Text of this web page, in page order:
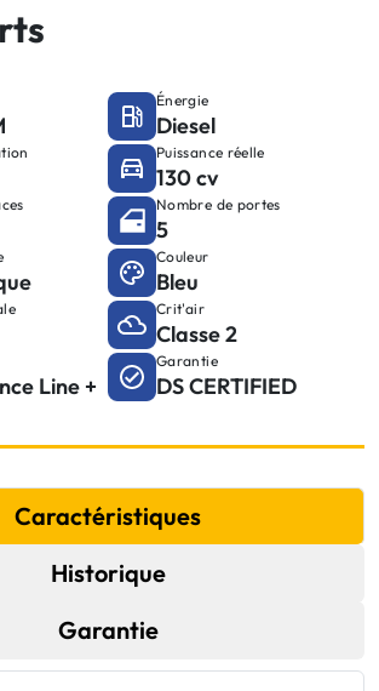
Énergie
Diesel
Puissance réelle
130 cv
Nombre de portes
5
Couleur
Bleu
Crit'air
Classe 2
Line +
Garantie
DS CERTIFIED
Caractéristiques
Historique
Garantie